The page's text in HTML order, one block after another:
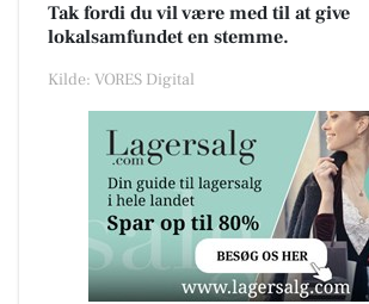
Tak fordi du vil være med til at give
lokalsamfundet en stemme.
Kilde: VORES Digital